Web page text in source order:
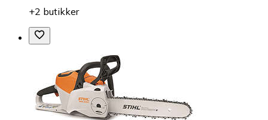
+2 butikker